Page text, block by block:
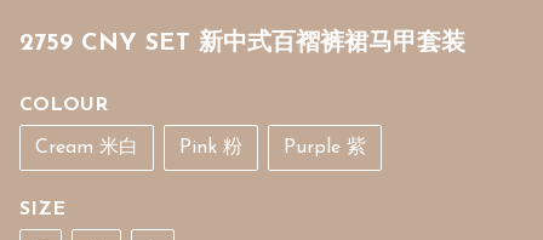
2759 CNY SET 新中式百褶裤裙马甲套装
COLOUR
Cream 米白 Pink 粉 Purple 紫
SIZE